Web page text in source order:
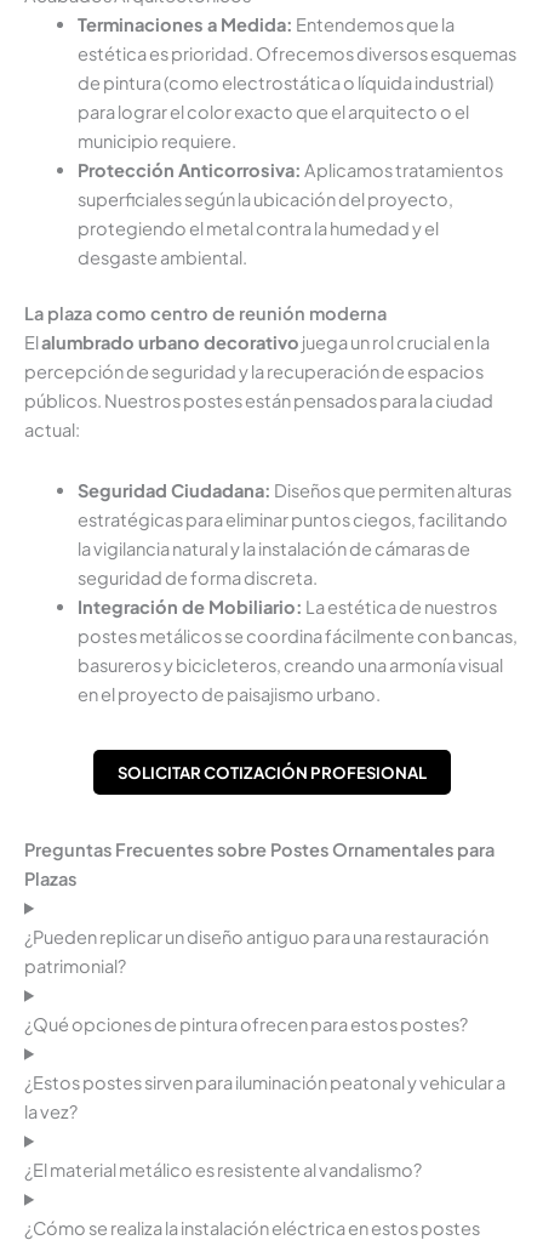
Terminaciones a Medida: Entendemos que la
estética es prioridad. Ofrecemos diversos esquemas
de pintura (como electrostática o líquida industrial)
para lograr el color exacto que el arquitecto o el
municipio requiere.
Protección Anticorrosiva: Aplicamos tratamientos
superficiales según la ubicación del proyecto,
protegiendo el metal contra la humedad y el
desgaste ambiental.
La plaza como centro de reunión moderna
Elalumbrado urbano decorativo juega un rol crucial en la
percepción de seguridad y la recuperación de espacios
públicos. Nuestros postes están pensados para la ciudad
actual:
Seguridad Ciudadana: Diseños que permiten alturas
estratégicas para eliminar puntos ciegos, facilitando
la vigilancia natural y la instalación de cámaras de
seguridad de forma discreta.
Integración de Mobiliario: La estética de nuestros
postes metálicos se coordina fácilmente con bancas,
basureros y bicicleteros, creando una armonía visual
en el proyecto de paisajismo urbano.
SOLICITAR COTIZACIÓN PROFESIONAL
Preguntas Frecuentes sobre Postes Ornamentales para
Plazas
¿Pueden replicar un diseño antiguo para una restauración
patrimonial?
¿Qué opciones de pintura ofrecen para estos postes?
¿Estos postes sirven para iluminación peatonal y vehicular a
la vez?
¿El material metálico es resistente al vandalismo?
¿Cómo se realiza la instalación eléctrica en estos postes